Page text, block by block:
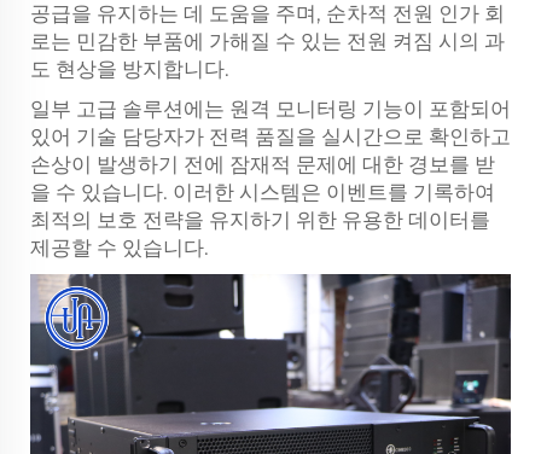
공급을 유지하는 데 도움을 주며, 순차적 전원 인가 회
로는 민감한 부품에 가해질 수 있는 전원 켜짐 시의 과
도 현상을 방지합니다.
일부 고급 솔루션에는 원격 모니터링 기능이 포함되어
있어 기술 담당자가 전력 품질을 실시간으로 확인하고
손상이 발생하기 전에 잠재적 문제에 대한 경보를 받
을 수 있습니다. 이러한 시스템은 이벤트를 기록하여
최적의 보호 전략을 유지하기 위한 유용한 데이터를
제공할 수 있습니다.